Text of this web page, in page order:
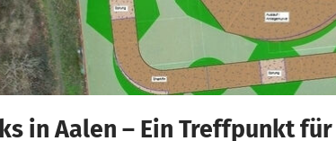
in Aalen – Ein Treffpunkt